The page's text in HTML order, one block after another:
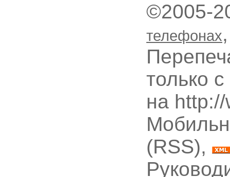
©2005-
телефонах
только
на
(RSS),